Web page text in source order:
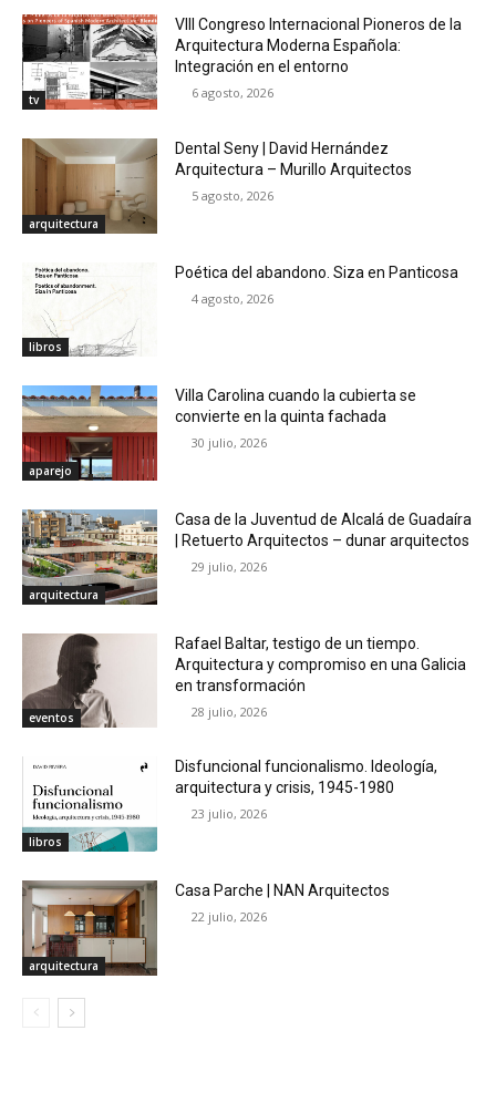
tv
VIII Congreso Internacional Pioneros de la
Arquitectura Moderna Española:
Integración en el entorno
6 agosto, 2026
arquitectura
Dental Seny | David Hernández
Arquitectura – Murillo Arquitectos
5 agosto, 2026
libros
Poética del abandono. Siza en Panticosa
4 agosto, 2026
aparejo
Villa Carolina cuando la cubierta se
convierte en la quinta fachada
30 julio, 2026
arquitectura
Casa de la Juventud de Alcalá de Guadaíra
| Retuerto Arquitectos – dunar arquitectos
29 julio, 2026
eventos
Rafael Baltar, testigo de un tiempo.
Arquitectura y compromiso en una Galicia
en transformación
28 julio, 2026
libros
Disfuncional funcionalismo. Ideología,
arquitectura y crisis, 1945-1980
23 julio, 2026
arquitectura
Casa Parche | NAN Arquitectos
22 julio, 2026